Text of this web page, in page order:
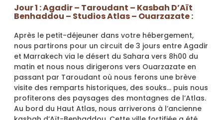
Jour 1 : Agadir – Taroudant – Kasbah D’Aït
Benhaddou – Studios Atlas – Ouarzazate :
Après le petit-déjeuner dans votre hébergement,
nous partirons pour un circuit de 3 jours entre Agadir
et Marrakech via le désert du Sahara vers 8h00 du
matin et nous nous dirigerons vers Ouarzazate en
passant par Taroudant où nous ferons une brève
visite des remparts historiques, des souks… puis nous
profiterons des paysages des montagnes de l’Atlas.
Au bord du Haut Atlas, nous arriverons à l’ancienne